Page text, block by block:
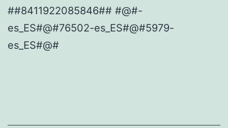
##8411922085846## #@#-
es_ES#@#76502-es_ES#@#5979-
es_ES#@#